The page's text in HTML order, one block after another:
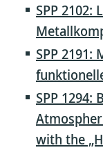
SPP
SPP 2191:
SPP
with the